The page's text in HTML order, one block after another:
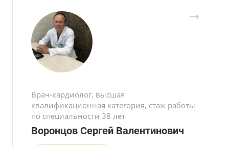
Врач-кардиолог, высшая
квалификационная категория, стаж работы
по специальности 38 лет
Воронцов Сергей Валентинович